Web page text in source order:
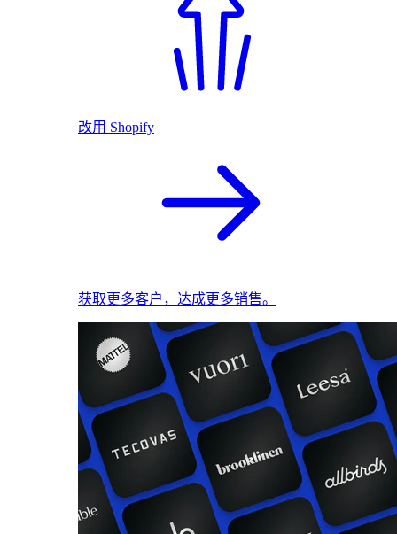
改用 Shopify
获取更多客户，达成更多销售。